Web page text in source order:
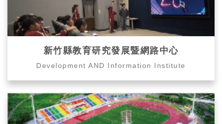
新竹縣教育研究發展暨網路中心
Development AND Information Institute